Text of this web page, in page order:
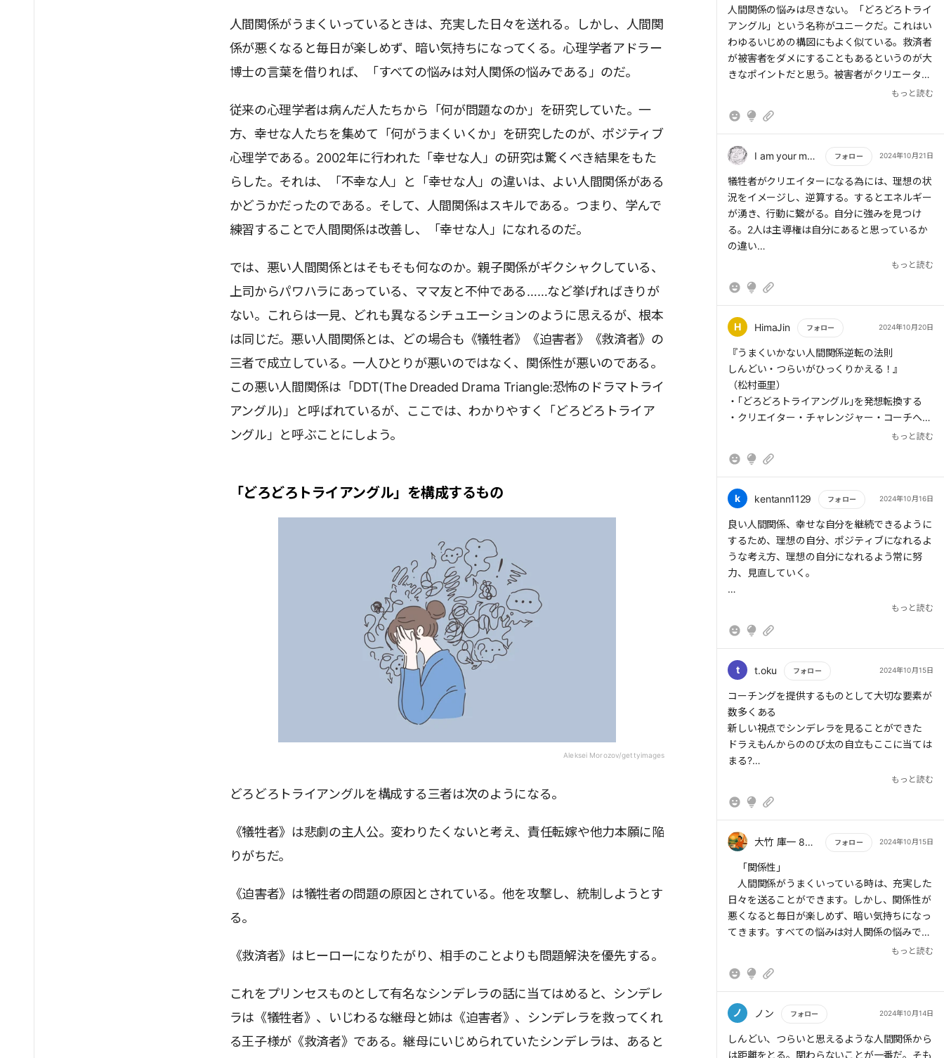
人間関係がうまくいっているときは、充実した日々を送れる。しかし、人間関
係が悪くなると毎日が楽しめず、暗い気持ちになってくる。心理学者アドラー
博士の言葉を借りれば、「すべての悩みは対人関係の悩みである」のだ。
従来の心理学者は病んだ人たちから「何が問題なのか」を研究していた。一
方、幸せな人たちを集めて「何がうまくいくか」を研究したのが、ポジティブ
心理学である。2002年に行われた「幸せな人」の研究は驚くべき結果をもた
らした。それは、「不幸な人」と「幸せな人」の違いは、よい人間関係がある
かどうかだったのである。そして、人間関係はスキルである。つまり、学んで
練習することで人間関係は改善し、「幸せな人」になれるのだ。
では、悪い人間関係とはそもそも何なのか。親子関係がギクシャクしている、
上司からパワハラにあっている、ママ友と不仲である……など挙げればきりが
ない。これらは一見、どれも異なるシチュエーションのように思えるが、根本
は同じだ。悪い人間関係とは、どの場合も《犠牲者》《迫害者》《救済者》の
三者で成立している。一人ひとりが悪いのではなく、関係性が悪いのである。
この悪い人間関係は「DDT(The Dreaded Drama Triangle:恐怖のドラマトライ
アングル)」と呼ばれているが、ここでは、わかりやすく「どろどろトライア
ングル」と呼ぶことにしよう。
「どろどろトライアングル」を構成するもの
Aleksei Morozov/gettyimages
どろどろトライアングルを構成する三者は次のようになる。
《犠牲者》は悲劇の主人公。変わりたくないと考え、責任転嫁や他力本願に陥
りがちだ。
《迫害者》は犠牲者の問題の原因とされている。他を攻撃し、統制しようとす
る。
《救済者》はヒーローになりたがり、相手のことよりも問題解決を優先する。
これをプリンセスものとして有名なシンデレラの話に当てはめると、シンデレ
ラは《犠牲者》、いじわるな継母と姉は《迫害者》、シンデレラを救ってくれ
る王子様が《救済者》である。継母にいじめられていたシンデレラは、あると
> 《クリエイター》は「自分には強みがあり、
課題を乗り越えられる」と考えている。自分の
中に「強み」を見つけて、そこにフォーカスす
もっと読む
人間関係の悩みは尽きない。「どろどろトライ
アングル」という名称がユニークだ。これはい
わゆるいじめの構図にもよく似ている。救済者
が被害者をダメにすることもあるというのが大
きなポイントだと思う。被害者がクリエーター
に、救済者がコーチという発想の転換がもっと
もっと読む
I am your mother フォロー 2024年10月21日
もっと読む
犠牲者がクリエイターになる為には、理想の状
況をイメージし、逆算する。するとエネルギー
が湧き、行動に繋がる。自分に強みを見つけ
る。2人は主導権は自分にあると思っているか
の違い
人を助けるには救済者からコーチになろう。
ングルが回る。
もっと読む
H HimaJin フォロー 2024年10月20日
もっと読む
『うまくいかない人間関係逆転の法則
しんどい・つらいがひっくりかえる！』
（松村亜里）
・｢どろどろトライアングル｣を発想転換する
・クリエイター・チャレンジャー・コーチへ
か？
もっと読む
k kentann1129 フォロー 2024年10月16日
もっと読む
良い人間関係、幸せな自分を継続できるように
するため、理想の自分、ポジティブになれるよ
うな考え方、理想の自分になれるよう常に努
力、見直していく。
題なのか」を研究していた。一方、幸せな人た
が、ポジティブ心理学である。2002年に行わ
らした。それは、「不幸な人」と「幸せな人」
の違いは、よい人間関係があるかどうかだった
のである。そして、人間関係はスキルである。
つまり、学んで練習することで人間関係は改善
し、「幸せな人」になれるのだ。
もっと読む
t t.oku フォロー 2024年10月15日
もっと読む
コーチングを提供するものとして大切な要素が
数多くある
新しい視点でシンデレラを見ることができた
ドラえもんからののび太の自立もここに当ては
まる?
ちょうど日テレ版ドラえもんの記事を読んだあ
者》は《チャレンジャー》に、《救済者》は
せ」に逆転する瞬間である。これを心理学用語
で「TED」(The Empowerment Dynamics)と言
い、どろどろトライアングルが自信とエネルギ
ーの源になるのだ。
けるようになる。誰かのせいにせず、自分で選
んだ道を行く。受け身の生き方から、能動的に
幸せをつかみ取る存在へと華麗な変身を遂げる
のだ。
もっと読む
大竹 庫一 860×Kura フォロー 2024年10月15日
もっと読む
「関係性」
人間関係がうまくいっている時は、充実した
日々を送ることができます。しかし、関係性が
悪くなると毎日が楽しめず、暗い気持ちになっ
てきます。すべての悩みは対人関係の悩みで
今起きている出来事は事実ではなく、ものの
ングルの世界にいる時、人は嫌なもの（迫害
人生は後悔と反省の連続です。振り返れば、
もっと読む
ノ ノン フォロー 2024年10月14日
もっと読む
しんどい、つらいと思えるような人間関係から
は距離をとる。関わらないことが一番だ。そも